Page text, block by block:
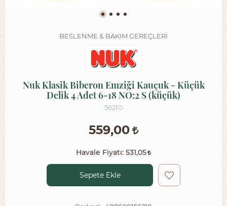
BESLENME & BAKIM GEREÇLERI
Nuk Klasik Biberon Emziği Kauçuk - Küçük
Delik 4 Adet 6-18 NO:2 S (küçük)
56210
559,00
Havale Fiyatı: 531,05
Sepete Ekle